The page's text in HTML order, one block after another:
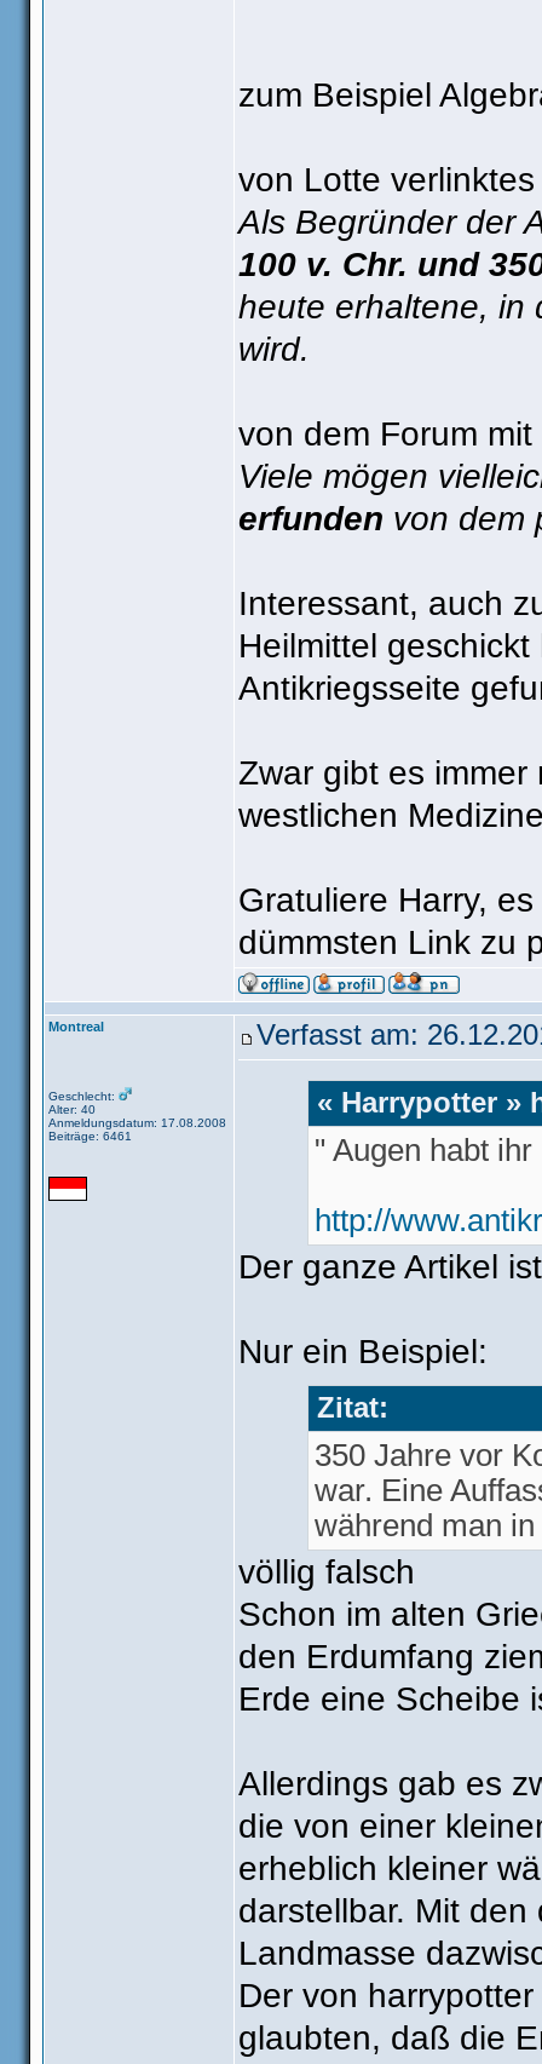
zum Beispiel
von Lotte
Als Begründer der
100 v. Chr. und
heute erhaltene, in
wird.
von dem Forum
Viele mögen
erfunden von dem
Interessant, auch
Heilmittel
Antikriegsseite
Zwar gibt es
westlichen
Gratuliere Harry,
dümmsten Link zu
Montreal
Geschlecht:
Alter: 40
Anmeldungsdatum: 17.08.2008
Beiträge: 6461
Verfasst am:
« Harrypotter »
" Augen habt
http://
Der ganze Artikel
Nur ein Beispiel:
Zitat:
350 Jahre vor
war. Eine
während man
völlig falsch
Schon im alten
den Erdumfang
Erde eine Scheibe
Allerdings gab es
die von einer
erheblich kleiner
darstellbar. Mit
Landmasse
Der von
glaubten, daß die